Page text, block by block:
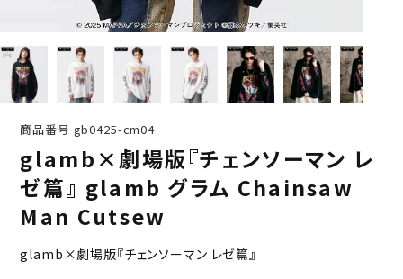
商品番号 gb0425-cm04
glamb×劇場版『チェンソーマン レ
ゼ篇』 glamb グラム Chainsaw
Man Cutsew
glamb×劇場版『チェンソーマン レゼ篇』